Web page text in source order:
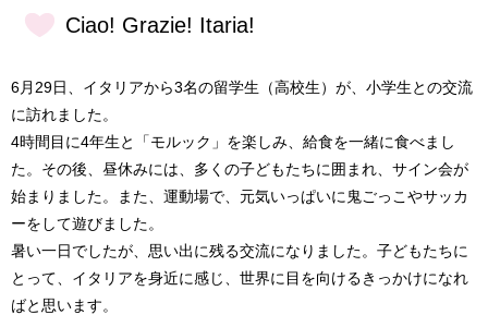
Ciao! Grazie! Itaria!
6月29日、イタリアから3名の留学生（高校生）が、小学生との交流
に訪れました。
4時間目に4年生と「モルック」を楽しみ、給食を一緒に食べまし
た。その後、昼休みには、多くの子どもたちに囲まれ、サイン会が
始まりました。また、運動場で、元気いっぱいに鬼ごっこやサッカ
ーをして遊びました。
暑い一日でしたが、思い出に残る交流になりました。子どもたちに
とって、イタリアを身近に感じ、世界に目を向けるきっかけになれ
ばと思います。